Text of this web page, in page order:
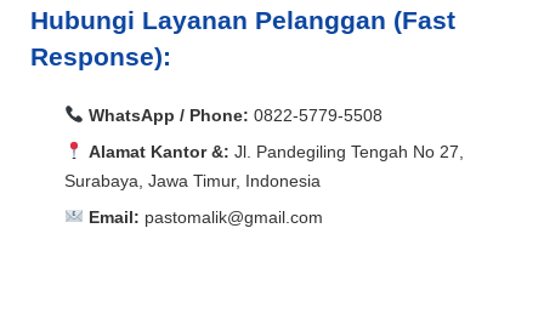
Hubungi Layanan Pelanggan (Fast
Response):
WhatsApp / Phone: 0822-5779-5508
Alamat Kantor &: Jl. Pandegiling Tengah No 27,
Surabaya, Jawa Timur, Indonesia
Email: pastomalik@gmail.com